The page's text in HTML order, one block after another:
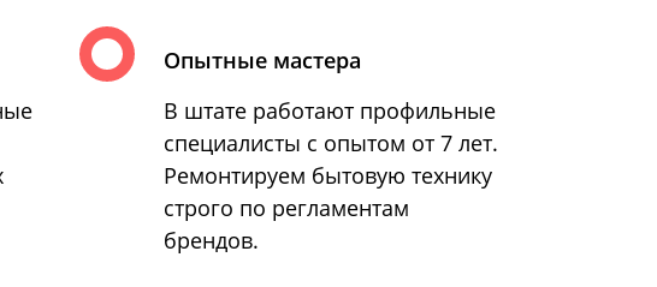
Опытные мастера
В штате работают профильные
специалисты с опытом от 7 лет.
Ремонтируем бытовую технику
строго по регламентам
брендов.